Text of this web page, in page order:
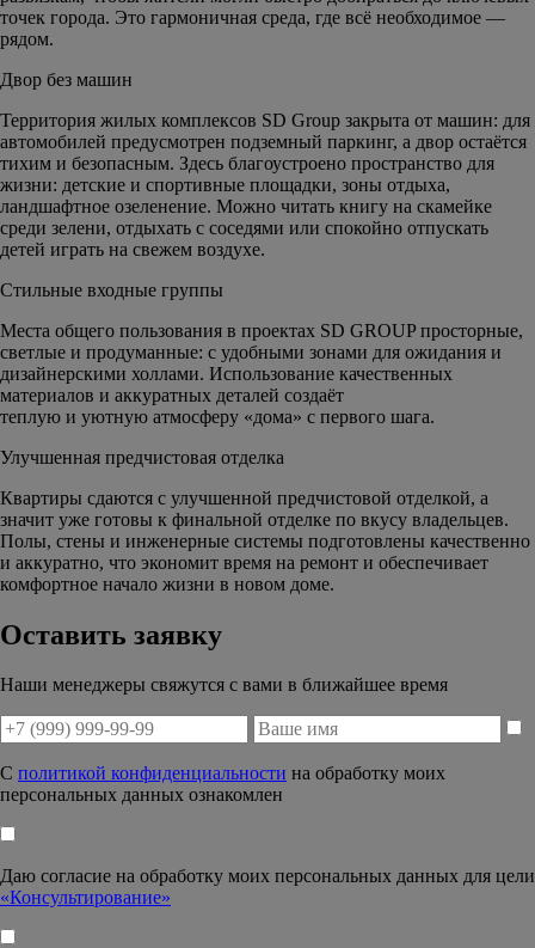
точек города. Это гармоничная среда, где всё необходимое —
рядом.
Двор без машин
Территория жилых комплексов SD Group закрыта от машин: для
автомобилей предусмотрен подземный паркинг, а двор остаётся
тихим и безопасным. Здесь благоустроено пространство для
жизни: детские и спортивные площадки, зоны отдыха,
ландшафтное озеленение. Можно читать книгу на скамейке
среди зелени, отдыхать с соседями или спокойно отпускать
детей играть на свежем воздухе.
Стильные входные группы
Места общего пользования в проектах SD GROUP просторные,
светлые и продуманные: с удобными зонами для ожидания и
дизайнерскими холлами. Использование качественных
материалов и аккуратных деталей создаёт
теплую и уютную атмосферу «дома» с первого шага.
Улучшенная предчистовая отделка
Квартиры сдаются с улучшенной предчистовой отделкой, а
значит уже готовы к финальной отделке по вкусу владельцев.
Полы, стены и инженерные системы подготовлены качественно
и аккуратно, что экономит время на ремонт и обеспечивает
комфортное начало жизни в новом доме.
Оставить заявку
Наши менеджеры свяжутся с вами в ближайшее время
С политикой конфиденциальности на обработку моих
персональных данных ознакомлен
Даю согласие на обработку моих персональных данных для цели
«Консультирование»